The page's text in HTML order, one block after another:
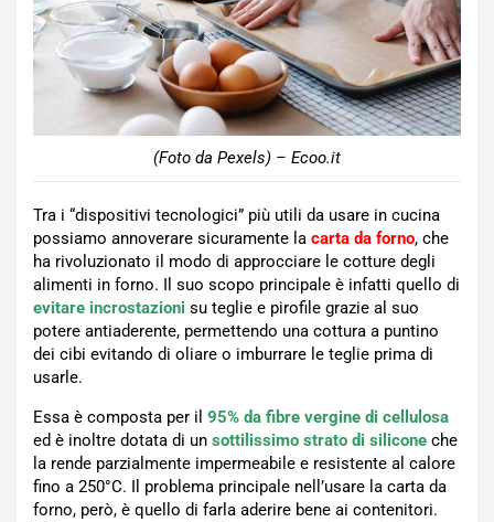
(Foto da Pexels) – Ecoo.it
Tra i “dispositivi tecnologici” più utili da usare in cucina
possiamo annoverare sicuramente la carta da forno, che
ha rivoluzionato il modo di approcciare le cotture degli
alimenti in forno. Il suo scopo principale è infatti quello di
evitare incrostazioni su teglie e pirofile grazie al suo
potere antiaderente, permettendo una cottura a puntino
dei cibi evitando di oliare o imburrare le teglie prima di
usarle.
Essa è composta per il 95% da fibre vergine di cellulosa
ed è inoltre dotata di un sottilissimo strato di silicone che
la rende parzialmente impermeabile e resistente al calore
fino a 250°C. Il problema principale nell’usare la carta da
forno, però, è quello di farla aderire bene ai contenitori.